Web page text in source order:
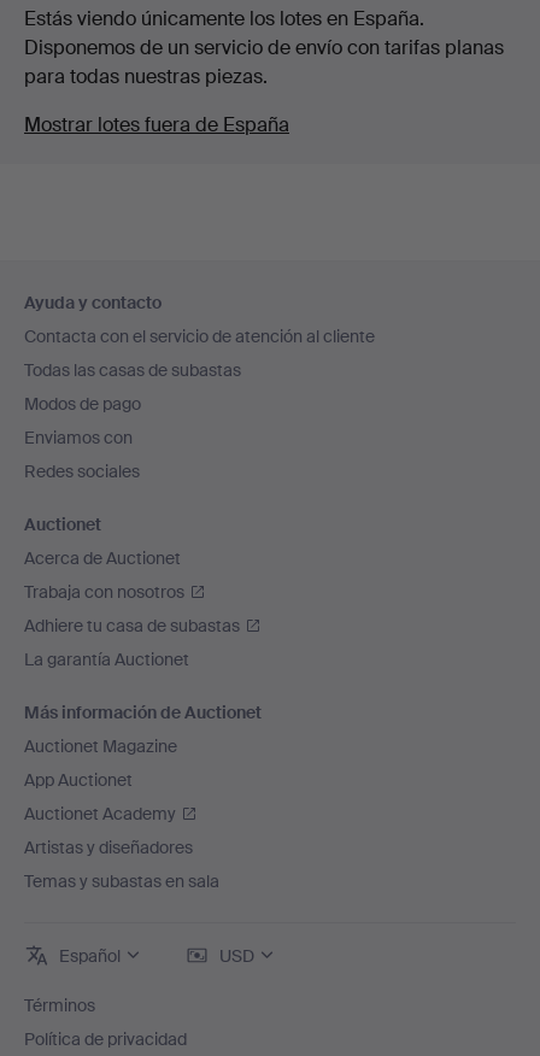
Estás viendo únicamente los lotes en España.
Disponemos de un servicio de envío con tarifas planas
para todas nuestras piezas.
Mostrar lotes fuera de España
en
el
pie
de
página
Ayuda y contacto
Contacta con el servicio de atención al cliente
Todas las casas de subastas
Modos de pago
Enviamos con
Redes sociales
Auctionet
Acerca de Auctionet
Trabaja con nosotros
Adhiere tu casa de subastas
La garantía Auctionet
Más información de Auctionet
Auctionet Magazine
App Auctionet
Auctionet Academy
Artistas y diseñadores
Temas y subastas en sala
Español USD
Términos
Política de privacidad